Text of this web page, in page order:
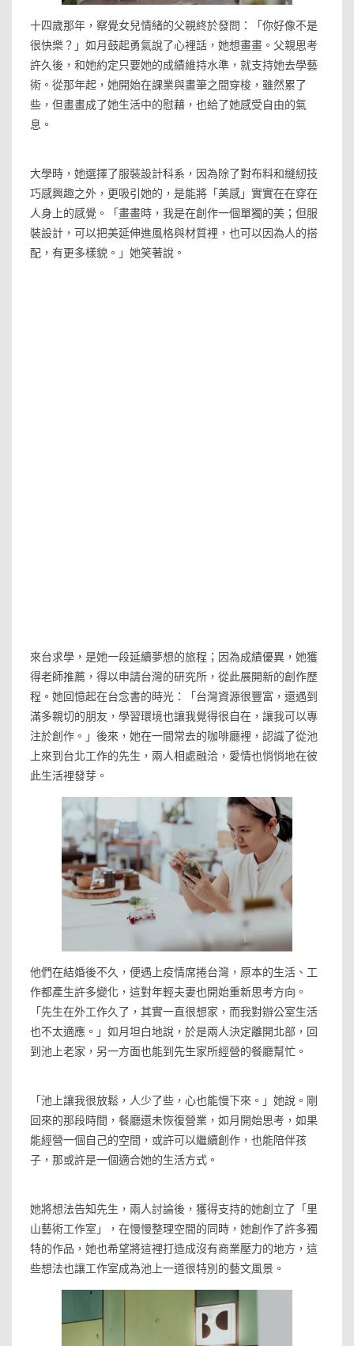
十四歲那年，察覺女兒情緒的父親終於發問：「你好像不是
很快樂？」如月鼓起勇氣說了心裡話，她想畫畫。父親思考
許久後，和她約定只要她的成績維持水準，就支持她去學藝
術。從那年起，她開始在課業與畫筆之間穿梭，雖然累了
些，但畫畫成了她生活中的慰藉，也給了她感受自由的氣
息。
大學時，她選擇了服裝設計科系，因為除了對布料和縫紉技
巧感興趣之外，更吸引她的，是能將「美感」實實在在穿在
人身上的感覺。「畫畫時，我是在創作一個單獨的美；但服
裝設計，可以把美延伸進風格與材質裡，也可以因為人的搭
配，有更多樣貌。」她笑著說。
來台求學，是她一段延續夢想的旅程；因為成績優異，她獲
得老師推薦，得以申請台灣的研究所，從此展開新的創作歷
程。她回憶起在台念書的時光：「台灣資源很豐富，還遇到
滿多親切的朋友，學習環境也讓我覺得很自在，讓我可以專
注於創作。」後來，她在一間常去的咖啡廳裡，認識了從池
上來到台北工作的先生，兩人相處融洽，愛情也悄悄地在彼
此生活裡發芽。
他們在結婚後不久，便遇上疫情席捲台灣，原本的生活、工
作都產生許多變化，這對年輕夫妻也開始重新思考方向。
「先生在外工作久了，其實一直很想家，而我對辦公室生活
也不太適應。」如月坦白地說，於是兩人決定離開北部，回
到池上老家，另一方面也能到先生家所經營的餐廳幫忙。
「池上讓我很放鬆，人少了些，心也能慢下來。」她說。剛
回來的那段時間，餐廳還未恢復營業，如月開始思考，如果
能經營一個自己的空間，或許可以繼續創作，也能陪伴孩
子，那或許是一個適合她的生活方式。
她將想法告知先生，兩人討論後，獲得支持的她創立了「里
山藝術工作室」，在慢慢整理空間的同時，她創作了許多獨
特的作品，她也希望將這裡打造成沒有商業壓力的地方，這
些想法也讓工作室成為池上一道很特別的藝文風景。